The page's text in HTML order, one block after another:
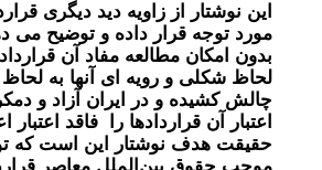
این نوشتار از زاویه دید دیگری
مورد توجه قرار داده و توضیح می
بدون امکان مطالعه مفاد آن
لحاظ شکلی و رویه ای آنها به
چالش کشیده و در ایران آزاد و
اعتبار آن قراردادها را فاقد اعتبار
حقیقت هدف نوشتار این است که